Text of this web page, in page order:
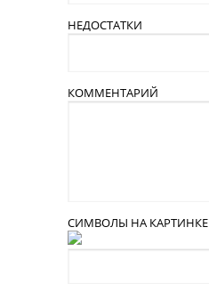
НЕДОСТАТКИ
КОММЕНТАРИЙ
СИМВОЛЫ НА КАРТИНКЕ